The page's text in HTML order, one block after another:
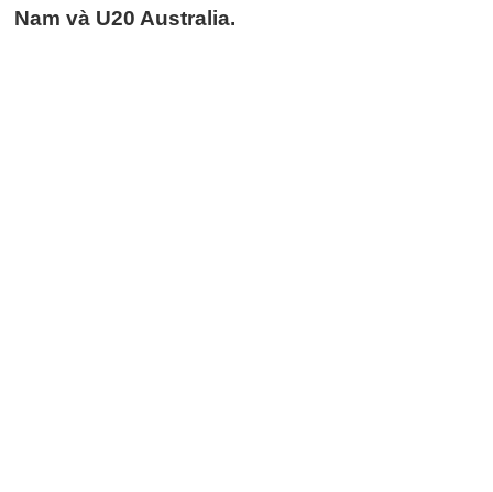
Nam và U20 Australia.